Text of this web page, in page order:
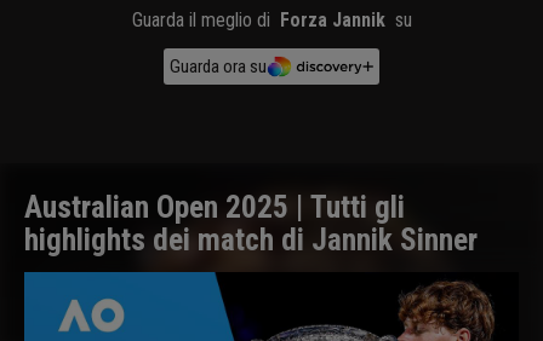
Guarda il meglio di Forza Janniksu
Guarda ora su
Australian Open 2025 | Tutti gli
highlights dei match di Jannik Sinner